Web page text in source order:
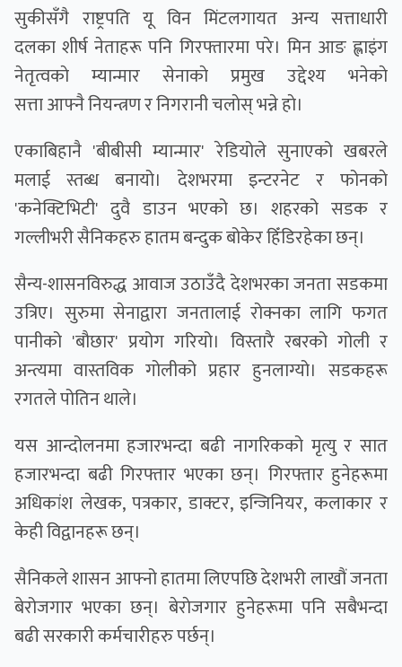
सुकीसँगै राष्ट्रपति यू विन मिंटलगायत अन्य सत्ताधारी
दलका शीर्ष नेताहरू पनि गिरफ्तारमा परे। मिन आङ ह्लाइंग
नेतृत्वकाे म्यान्मार सेनाकाे प्रमुख उद्देश्य भनेकाे
सत्ता आफ्नै नियन्त्रण र निगरानी चलाेस् भन्ने हाे।
एकाबिहानै 'बीबीसी म्यान्मार' रेडियोले सुनाएको खबरले
मलाई स्तब्ध बनायो। देशभरमा इन्टरनेट र फोनकाे
'कनेक्टिभिटी' दुवै डाउन भएको छ। शहरको सडक र
गल्लीभरी सैनिकहरु हातम बन्दुक बोकेर हिँडिरहेका छन्।
सैन्य-शासनविरुद्ध आवाज उठाउँदै देशभरका जनता सडकमा
उत्रिए। सुरुमा सेनाद्वारा जनतालाई रोक्नका लागि फगत
पानीको 'बौछार' प्रयोग गरियो। विस्तारै रबरको गोली र
अन्त्यमा वास्तविक गोलीको प्रहार हुनलाग्यो। सडकहरू
रगतले पोतिन थाले।
यस आन्दोलनमा हजारभन्दा बढी नागरिकको मृत्यु र सात
हजारभन्दा बढी गिरफ्तार भएका छन्। गिरफ्तार हुनेहरूमा
अधिकांश लेखक, पत्रकार, डाक्टर, इन्जिनियर, कलाकार र
केही विद्वानहरू छन्।
सैनिकले शासन आफ्नो हातमा लिएपछि देशभरी लाखौं जनता
बेरोजगार भएका छन्। बेराेजगार हुनेहरूमा पनि सबैभन्दा
बढी सरकारी कर्मचारीहरु पर्छन्।